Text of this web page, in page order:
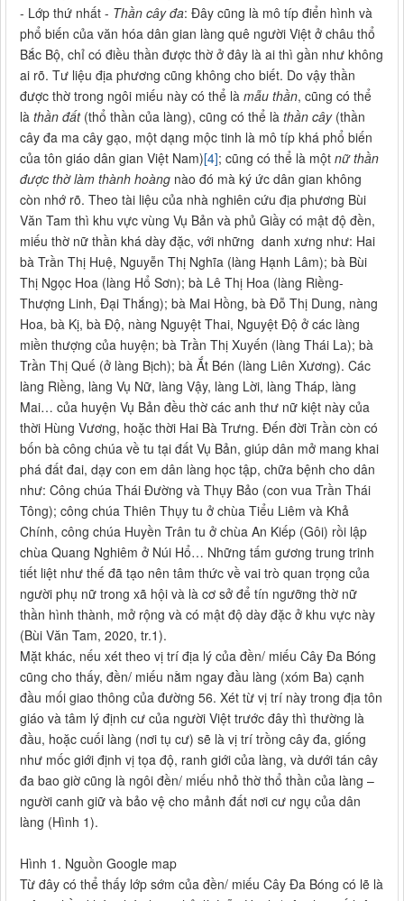
- Lớp thứ nhất - Thần cây đa: Đây cũng là mô típ điển hình và
phổ biến của văn hóa dân gian làng quê người Việt ở châu thổ
Bắc Bộ, chỉ có điều thần được thờ ở đây là ai thì gần như không
ai rõ. Tư liệu địa phương cũng không cho biết. Do vậy thần
được thờ trong ngôi miếu này có thể là mẫu thần, cũng có thể
là thần đất(thổ thần của làng), cũng có thể là thần cây(thần
cây đa ma cây gạo, một dạng mộc tinh là mô típ khá phổ biến
của tôn giáo dân gian Việt Nam)[4]; cũng có thể là một nữ thần
được thờ làm thành hoàng nào đó mà ký ức dân gian không
còn nhớ rõ. Theo tài liệu của nhà nghiên cứu địa phương Bùi
Văn Tam thì khu vực vùng Vụ Bản và phủ Giầy có mật độ đền,
miếu thờ nữ thần khá dày đặc, với những danh xưng như: Hai
bà Trần Thị Huệ, Nguyễn Thị Nghĩa (làng Hạnh Lâm); bà Bùi
Thị Ngọc Hoa (làng Hổ Sơn); bà Lê Thị Hoa (làng Riềng-
Thượng Linh, Đại Thắng); bà Mai Hồng, bà Đỗ Thị Dung, nàng
Hoa, bà Kị, bà Độ, nàng Nguyệt Thai, Nguyệt Độ ở các làng
miền thượng của huyện; bà Trần Thị Xuyến (làng Thái La); bà
Trần Thị Quế (ở làng Bịch); bà Ắt Bén (làng Liên Xương). Các
làng Riềng, làng Vụ Nữ, làng Vậy, làng Lời, làng Tháp, làng
Mai… của huyện Vụ Bản đều thờ các anh thư nữ kiệt này của
thời Hùng Vương, hoặc thời Hai Bà Trưng. Đến đời Trần còn có
bốn bà công chúa về tu tại đất Vụ Bản, giúp dân mở mang khai
phá đất đai, dạy con em dân làng học tập, chữa bệnh cho dân
như: Công chúa Thái Đường và Thụy Bảo (con vua Trần Thái
Tông); công chúa Thiên Thụy tu ở chùa Tiểu Liêm và Khả
Chính, công chúa Huyền Trân tu ở chùa An Kiếp (Gôi) rồi lập
chùa Quang Nghiêm ở Núi Hổ… Những tấm gương trung trinh
tiết liệt như thế đã tạo nên tâm thức về vai trò quan trọng của
người phụ nữ trong xã hội và là cơ sở để tín ngưỡng thờ nữ
thần hình thành, mở rộng và có mật độ dày đặc ở khu vực này
(Bùi Văn Tam, 2020, tr.1).
Mặt khác, nếu xét theo vị trí địa lý của đền/ miếu Cây Đa Bóng
cũng cho thấy, đền/ miếu nằm ngay đầu làng (xóm Ba) cạnh
đầu mối giao thông của đường 56. Xét từ vị trí này trong địa tôn
giáo và tâm lý định cư của người Việt trước đây thì thường là
đầu, hoặc cuối làng (nơi tụ cư) sẽ là vị trí trồng cây đa, giống
như mốc giới định vị tọa độ, ranh giới của làng, và dưới tán cây
đa bao giờ cũng là ngôi đền/ miếu nhỏ thờ thổ thần của làng –
người canh giữ và bảo vệ cho mảnh đất nơi cư ngụ của dân
làng (Hình 1).
Hình 1. Nguồn Google map
Từ đây có thể thấy lớp sớm của đền/ miếu Cây Đa Bóng có lẽ là